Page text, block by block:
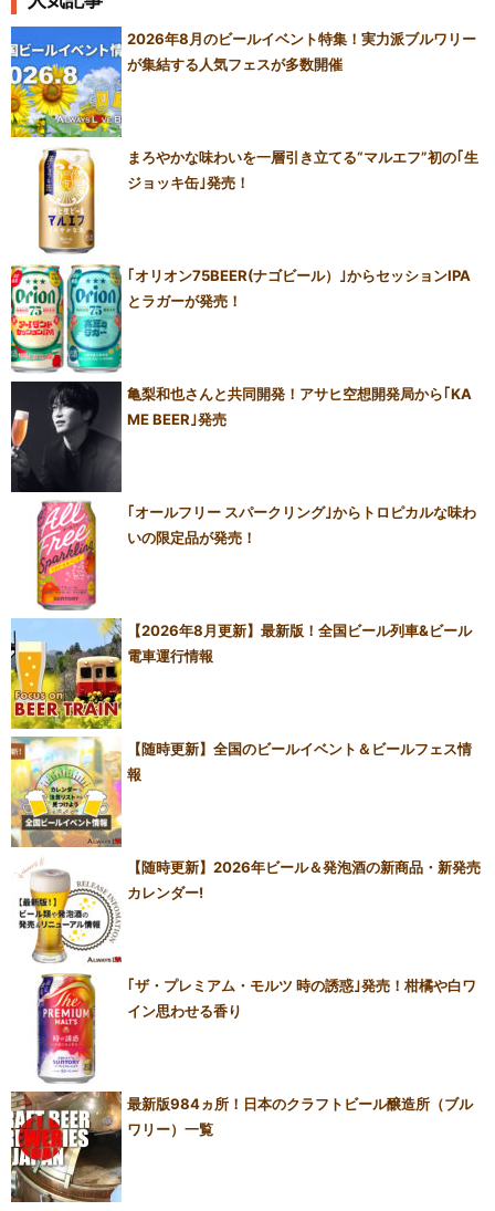
2026年8月のビールイベント特集！実力派ブルワリー
が集結する人気フェスが多数開催
まろやかな味わいを一層引き立てる“マルエフ”初の｢生
ジョッキ缶｣発売！
｢オリオン75BEER(ナゴビール）｣からセッションIPA
とラガーが発売！
亀梨和也さんと共同開発！アサヒ空想開発局から｢KA
ME BEER｣発売
｢オールフリー スパークリング｣からトロピカルな味わ
いの限定品が発売！
【2026年8月更新】最新版！全国ビール列車&ビール
電車運行情報
【随時更新】全国のビールイベント＆ビールフェス情
報
【随時更新】2026年ビール＆発泡酒の新商品・新発売
カレンダー!
｢ザ・プレミアム・モルツ 時の誘惑｣発売！柑橘や白ワ
イン思わせる香り
最新版984ヵ所！日本のクラフトビール醸造所（ブル
ワリー）一覧